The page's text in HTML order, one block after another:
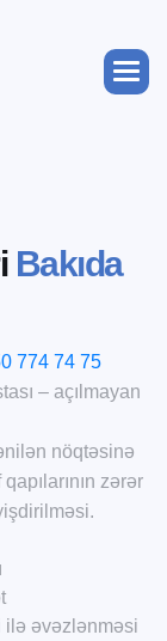
i Bakıda
774 74 75
– açılmayan
nöqtəsinə
zərər
əvəzlənməsi